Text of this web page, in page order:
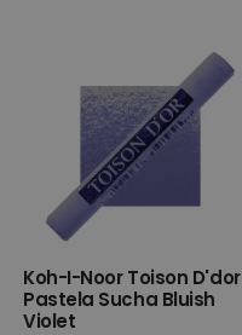
Koh-I-Noor Toison D'dor
Pastela Sucha Bluish
Violet